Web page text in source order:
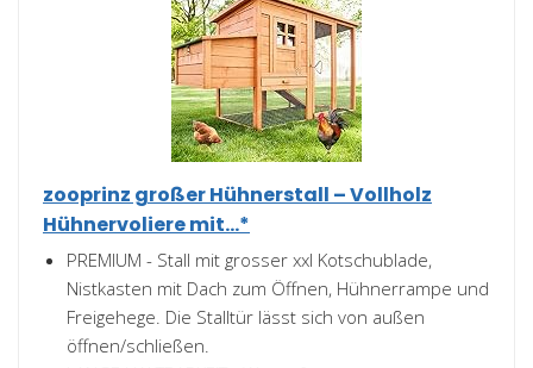
zooprinz großer Hühnerstall – Vollholz
Hühnervoliere mit...*
PREMIUM - Stall mit grosser xxl Kotschublade,
Nistkasten mit Dach zum Öffnen, Hühnerrampe und
Freigehege. Die Stalltür lässt sich von außen
öffnen/schließen.